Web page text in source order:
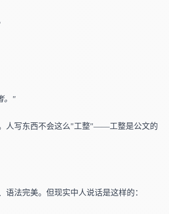
。"
人写东西不会这么"工整"——工整是公文的
法完美。但现实中人说话是这样的：